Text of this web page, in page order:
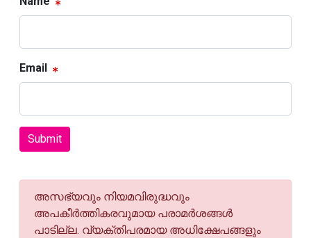
Email
Submit
അസഭ്യവും നിയമവിരുദ്ധവും
അപകീര്‍ത്തികരവുമായ പരാമര്‍ശങ്ങള്‍
പാടില്ല. വ്യക്തിപരമായ അധിക്ഷേപങ്ങളും